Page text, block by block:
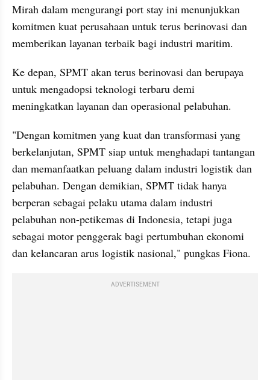
Mirah dalam mengurangi port stay ini menunjukkan
komitmen kuat perusahaan untuk terus berinovasi dan
memberikan layanan terbaik bagi industri maritim.
Ke depan, SPMT akan terus berinovasi dan berupaya
untuk mengadopsi teknologi terbaru demi
meningkatkan layanan dan operasional pelabuhan.
"Dengan komitmen yang kuat dan transformasi yang
berkelanjutan, SPMT siap untuk menghadapi tantangan
dan memanfaatkan peluang dalam industri logistik dan
pelabuhan. Dengan demikian, SPMT tidak hanya
berperan sebagai pelaku utama dalam industri
pelabuhan non-petikemas di Indonesia, tetapi juga
sebagai motor penggerak bagi pertumbuhan ekonomi
dan kelancaran arus logistik nasional," pungkas Fiona.
ADVERTISEMENT